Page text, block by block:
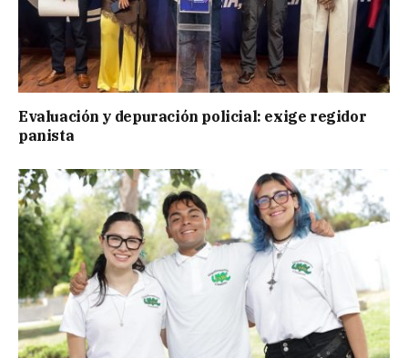
Evaluación y depuración policial: exige regidor
panista